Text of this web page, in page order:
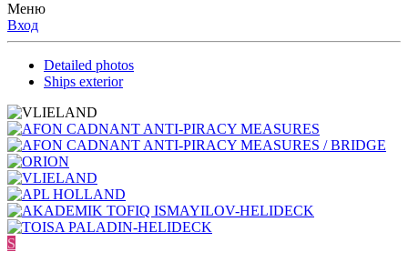
Меню
Вход
Detailed photos
Ships exterior
S